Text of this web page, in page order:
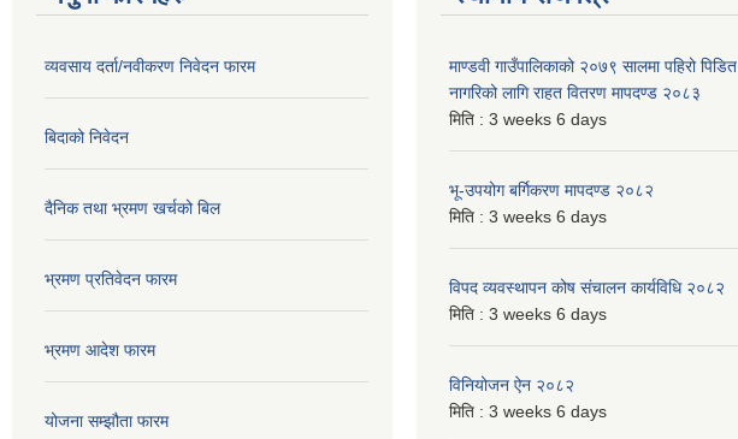
व्यवसाय दर्ता/नवीकरण निवेदन फारम
बिदाको निवेदन
दैनिक तथा भ्रमण खर्चको बिल
भ्रमण प्रतिवेदन फारम
भ्रमण आदेश फारम
योजना सम्झौता फारम
माण्डवी गाउँपालिकाको २०७९ सालमा पहिरो पिडित
नागरिको लागि राहत वितरण मापदण्ड २०८३
मिति : 3 weeks 6 days
भू-उपयोग बर्गिकरण मापदण्ड २०८२
मिति : 3 weeks 6 days
विपद व्यवस्थापन कोष संचालन कार्यविधि २०८२
मिति : 3 weeks 6 days
विनियोजन ऐन २०८२
मिति : 3 weeks 6 days